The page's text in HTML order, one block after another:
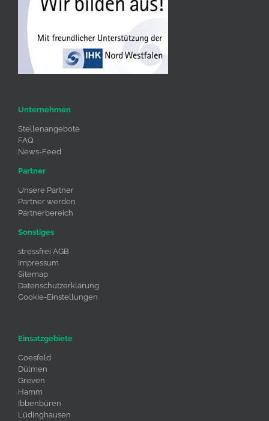
Unternehmen
Stellenangebote
FAQ
News-Feed
Partner
Unsere Partner
Partner werden
Partnerbereich
Sonstiges
stressfrei AGB
Impressum
Sitemap
Datenschutzerklärung
Cookie-Einstellungen
Einsatzgebiete
Coesfeld
Dülmen
Greven
Hamm
Ibbenbüren
Lüdinghausen